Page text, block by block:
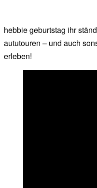
hebbie geburtstag ihr
aututouren – und auch
erleben!